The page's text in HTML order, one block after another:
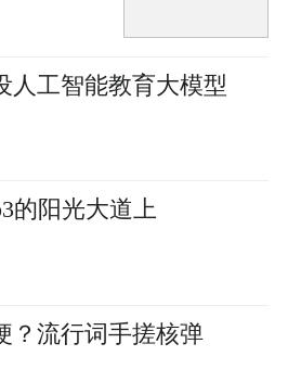
人工智能教育大模型
的阳光大道上
？流行词手搓核弹